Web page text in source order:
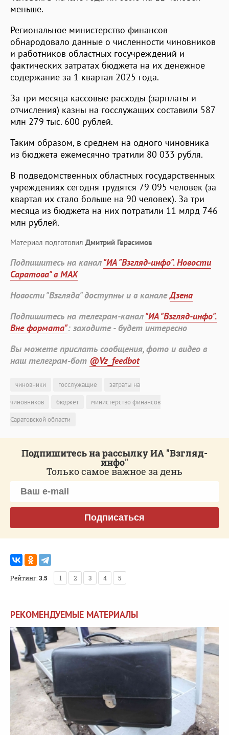
меньше.
Региональное министерство финансов
обнародовало данные о численности чиновников
и работников областных госучреждений и
фактических затратах бюджета на их денежное
содержание за 1 квартал 2025 года.
За три месяца кассовые расходы (зарплаты и
отчисления) казны на госслужащих составили 587
млн 279 тыс. 600 рублей.
Таким образом, в среднем на одного чиновника
из бюджета ежемесячно тратили 80 033 рубля.
В подведомственных областных государственных
учреждениях сегодня трудятся 79 095 человек (за
квартал их стало больше на 90 человек). За три
месяца из бюджета на них потратили 11 млрд 746
млн рублей.
Материал подготовил Дмитрий Герасимов
Подпишитесь на канал"ИА "Взгляд-инфо". Новости
Саратова" в MAX
Новости "Взгляда" доступны и в каналеДзена
Подпишитесь на телеграм-канал"ИА "Взгляд-инфо".
Вне формата": заходите - будет интересно
Вы можете прислать сообщения, фото и видео в
наш телеграм-бот @Vz_feedbot
чиновники госслужащие
затраты на
чиновников
бюджет
министерство финансов
Саратовской области
Подпишитесь на рассылку ИА "Взгляд-
инфо"
Только самое важное за день
Подписаться
Рейтинг:3.5 1 2 3 4 5
РЕКОМЕНДУЕМЫЕ МАТЕРИАЛЫ